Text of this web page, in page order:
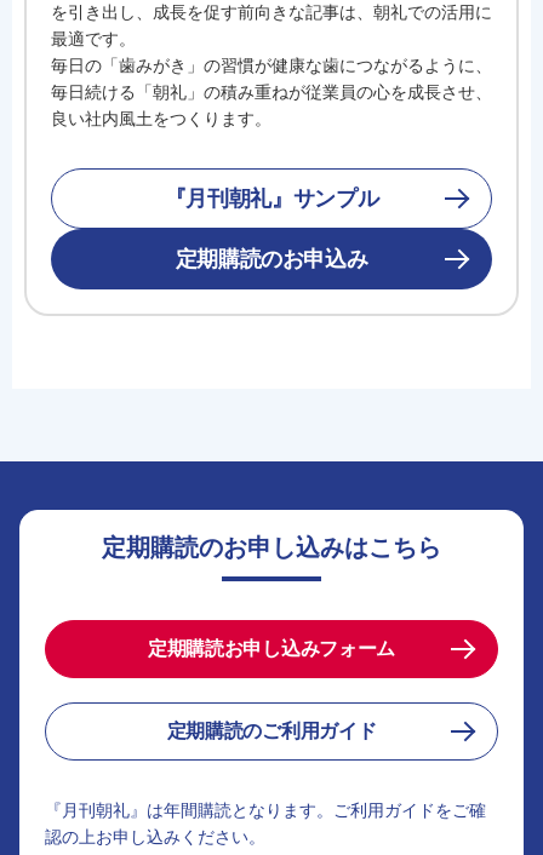
を引き出し、成長を促す前向きな記事は、朝礼での活用に
最適です。
毎日の「歯みがき」の習慣が健康な歯につながるように、
毎日続ける「朝礼」の積み重ねが従業員の心を成長させ、
良い社内風土をつくります。
『月刊朝礼』サンプル
定期購読のお申込み
定期購読のお申し込みはこちら
定期購読お申し込みフォーム
定期購読のご利用ガイド
『月刊朝礼』は年間購読となります。ご利用ガイドをご確
認の上お申し込みください。